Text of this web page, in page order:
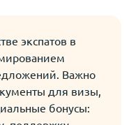
экспатов в
Важно
для визы,
бонусы: